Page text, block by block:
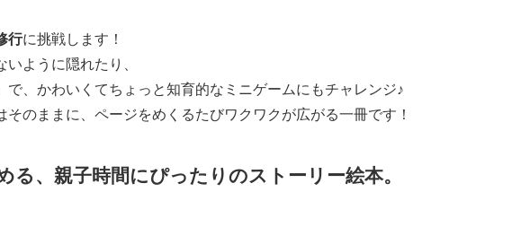
行に挑戦します！
いように隠れたり、
で、かわいくてちょっと知育的なミニゲームにもチャレンジ♪
のままに、ページをめくるたびワクワクが広がる一冊です！
る、 親子時間にぴったりのストーリー絵本。